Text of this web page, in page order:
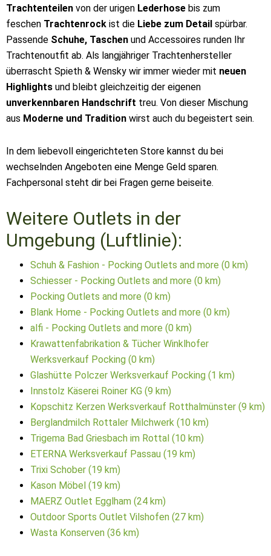
Trachtenteilen von der urigen Lederhose bis zum
feschen Trachtenrock ist die Liebe zum Detail spürbar.
Passende Schuhe, Taschen und Accessoires runden Ihr
Trachtenoutfit ab. Als langjähriger Trachtenhersteller
überrascht Spieth & Wensky wir immer wieder mit neuen
Highlights und bleibt gleichzeitig der eigenen
unverkennbaren Handschrift treu. Von dieser Mischung
aus Moderne und Tradition wirst auch du begeistert sein.
In dem liebevoll eingerichteten Store kannst du bei
wechselnden Angeboten eine Menge Geld sparen.
Fachpersonal steht dir bei Fragen gerne beiseite.
Weitere Outlets in der
Umgebung (Luftlinie):
Schuh & Fashion - Pocking Outlets and more (0 km)
Schiesser - Pocking Outlets and more (0 km)
Pocking Outlets and more (0 km)
Blank Home - Pocking Outlets and more (0 km)
alfi - Pocking Outlets and more (0 km)
Krawattenfabrikation & Tücher Winklhofer
Werksverkauf Pocking (0 km)
Glashütte Polczer Werksverkauf Pocking (1 km)
Innstolz Käserei Roiner KG (9 km)
Kopschitz Kerzen Werksverkauf Rotthalmünster (9 km)
Berglandmilch Rottaler Milchwerk (10 km)
Trigema Bad Griesbach im Rottal (10 km)
ETERNA Werksverkauf Passau (19 km)
Trixi Schober (19 km)
Kason Möbel (19 km)
MAERZ Outlet Egglham (24 km)
Outdoor Sports Outlet Vilshofen (27 km)
Wasta Konserven (36 km)